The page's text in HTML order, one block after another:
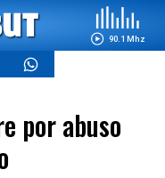
90.1 Mhz
por abuso